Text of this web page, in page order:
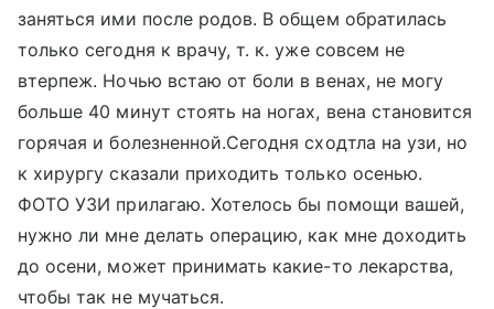
заняться ими после родов. В общем обратилась
только сегодня к врачу, т. к. уже совсем не
втерпеж. Ночью встаю от боли в венах, не могу
больше 40 минут стоять на ногах, вена становится
горячая и болезненной.Сегодня сходтла на узи, но
к хирургу сказали приходить только осенью.
ФОТО УЗИ прилагаю. Хотелось бы помощи вашей,
нужно ли мне делать операцию, как мне доходить
до осени, может принимать какие-то лекарства,
чтобы так не мучаться.